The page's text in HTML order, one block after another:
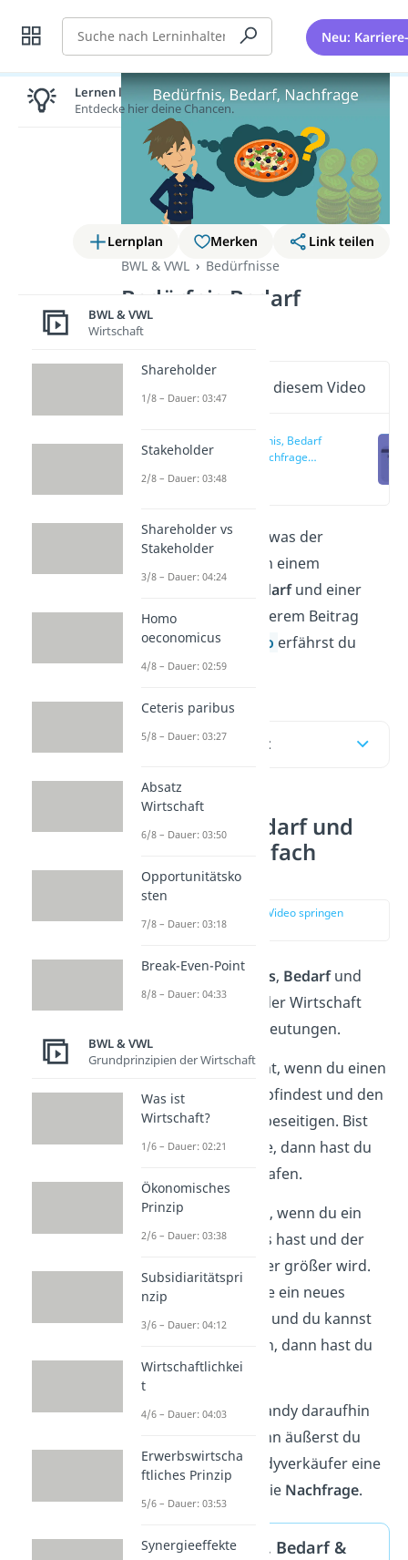
Suche Neu:
Lernplan Merken
Link teilen
BWL & VWL
Bedürfnisse
Bedürfnis Bedarf
Nachfrage
Wichtige Inhalte in diesem Video
Bedürfnis, Bedarf
und Nachfrage
Du möchtest wissen, was der
Unterschied zwischen einem
Bedarfund einer
Nachfrage
ist? In unserem Beitrag
und in unserem
Video erfährst du
alles darüber!
Inhaltsübersicht
Bedürfnis, Bedarf und
Nachfrage einfach
erklärt
zur Stelle im Video springen
(00:12)
Die BegriffeBedürfnis, Bedarfund
Nachfragehaben in der Wirtschaft
Bedeutungen.
EinBedürfnisentsteht, wenn du einen
Mangelan etwas empfindest und den
Wunschhast, ihn zu beseitigen. Bist
du zum Beispiel müde, dann hast du
das Bedürfnis zu schlafen.
EinBedarf
ergibt sich, wenn du ein
materiellesBedürfnis hast und der
Wunsch danach immer größer wird.
Kommt beispielsweise ein neues
Handy auf den Markt und du kannst
es dir finanziell leisten, dann hast du
den Bedarf danach.
Wenn du das neue Handy daraufhin
kaufen möchtest, dann äußerst du
gegenüber dem Handyverkäufer eine
Kaufabsicht. Das ist die Nachfrage.
Merke: Bedürnis, Bedarf &
Lernen lohnt sich!
Entdecke hier deine Chancen.
BWL & VWL
Wirtschaft
Shareholder
1/8 – Dauer: 03:47
Stakeholder
2/8 – Dauer: 03:48
Shareholder vs
Stakeholder
3/8 – Dauer: 04:24
Homo
oeconomicus
4/8 – Dauer: 02:59
Ceteris paribus
5/8 – Dauer: 03:27
Absatz
Wirtschaft
6/8 – Dauer: 03:50
Opportunitätsko
sten
7/8 – Dauer: 03:18
Break-Even-Point
8/8 – Dauer: 04:33
BWL & VWL
Grundprinzipien der Wirtschaft
Was ist
Wirtschaft?
1/6 – Dauer: 02:21
Ökonomisches
Prinzip
2/6 – Dauer: 03:38
Subsidiaritätspri
nzip
3/6 – Dauer: 04:12
Wirtschaftlichkei
t
4/6 – Dauer: 04:03
Erwerbswirtscha
ftliches Prinzip
5/6 – Dauer: 03:53
Synergieeffekte